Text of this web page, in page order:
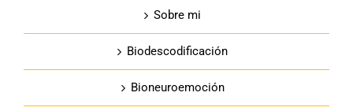
Sobre mi
Biodescodificación
Bioneuroemoción